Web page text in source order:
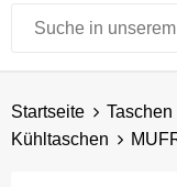
Startseite Taschen
Kühltaschen